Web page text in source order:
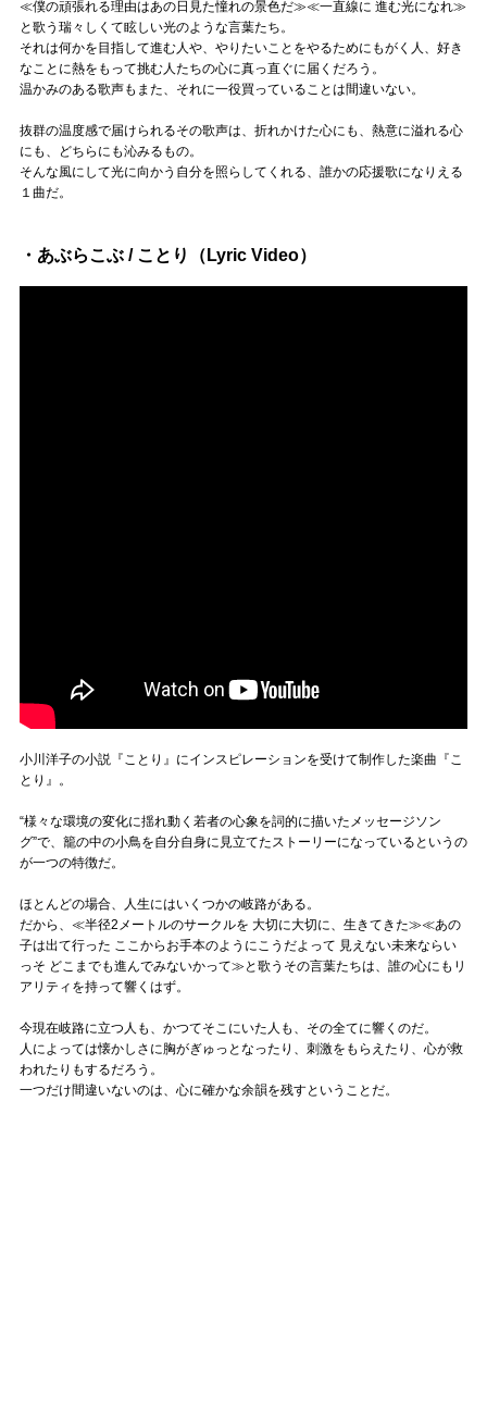
≪僕の頑張れる理由はあの日見た憧れの景色だ≫≪一直線に 進む光になれ≫
と歌う瑞々しくて眩しい光のような言葉たち。
それは何かを目指して進む人や、やりたいことをやるためにもがく人、好き
なことに熱をもって挑む人たちの心に真っ直ぐに届くだろう。
温かみのある歌声もまた、それに一役買っていることは間違いない。
抜群の温度感で届けられるその歌声は、折れかけた心にも、熱意に溢れる心
にも、どちらにも沁みるもの。
そんな風にして光に向かう自分を照らしてくれる、誰かの応援歌になりえる
１曲だ。
・あぶらこぶ / ことり（Lyric Video）
小川洋子の小説『ことり』にインスピレーションを受けて制作した楽曲『こ
とり』。
“様々な環境の変化に揺れ動く若者の心象を詞的に描いたメッセージソン
グ”で、籠の中の小鳥を自分自身に見立てたストーリーになっているというの
が一つの特徴だ。
ほとんどの場合、人生にはいくつかの岐路がある。
だから、≪半径2メートルのサークルを 大切に大切に、生きてきた≫≪あの
子は出て行った ここからお手本のようにこうだよって 見えない未来ならい
っそ どこまでも進んでみないかって≫と歌うその言葉たちは、誰の心にもリ
アリティを持って響くはず。
今現在岐路に立つ人も、かつてそこにいた人も、その全てに響くのだ。
人によっては懐かしさに胸がぎゅっとなったり、刺激をもらえたり、心が救
われたりもするだろう。
一つだけ間違いないのは、心に確かな余韻を残すということだ。